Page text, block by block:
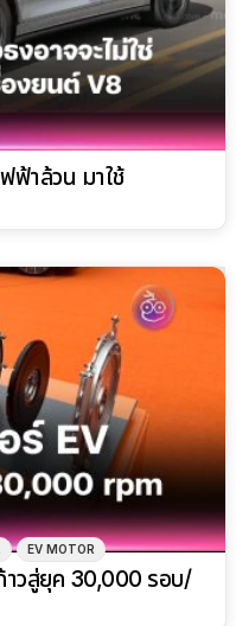
ฟ้าล้วน มาใช้
EV MOTOR
าวสู่ยุค 30,000 รอบ/